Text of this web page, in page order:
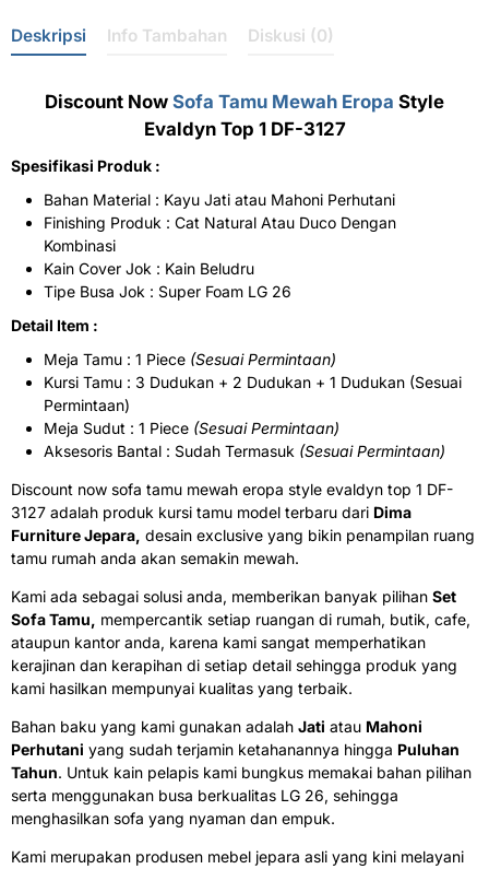
Deskripsi Info Tambahan Diskusi (0)
Discount Now Sofa Tamu Mewah Eropa Style
Evaldyn Top 1 DF-3127
Spesifikasi Produk :
Bahan Material : Kayu Jati atau Mahoni Perhutani
Finishing Produk : Cat Natural Atau Duco Dengan
Kombinasi
Kain Cover Jok : Kain Beludru
Tipe Busa Jok : Super Foam LG 26
Detail Item :
Meja Tamu : 1 Piece (Sesuai Permintaan)
Kursi Tamu : 3 Dudukan + 2 Dudukan + 1 Dudukan (Sesuai
Permintaan)
Meja Sudut : 1 Piece (Sesuai Permintaan)
Aksesoris Bantal : Sudah Termasuk (Sesuai Permintaan)
Discount now sofa tamu mewah eropa style evaldyn top 1 DF-
3127 adalah produk kursi tamu model terbaru dari Dima
Furniture Jepara, desain exclusive yang bikin penampilan ruang
tamu rumah anda akan semakin mewah.
Kami ada sebagai solusi anda, memberikan banyak pilihan Set
Sofa Tamu, mempercantik setiap ruangan di rumah, butik, cafe,
ataupun kantor anda, karena kami sangat memperhatikan
kerajinan dan kerapihan di setiap detail sehingga produk yang
kami hasilkan mempunyai kualitas yang terbaik.
Bahan baku yang kami gunakan adalah Jati atau Mahoni
Perhutani yang sudah terjamin ketahanannya hingga Puluhan
Tahun. Untuk kain pelapis kami bungkus memakai bahan pilihan
serta menggunakan busa berkualitas LG 26, sehingga
menghasilkan sofa yang nyaman dan empuk.
Kami merupakan produsen mebel jepara asli yang kini melayani